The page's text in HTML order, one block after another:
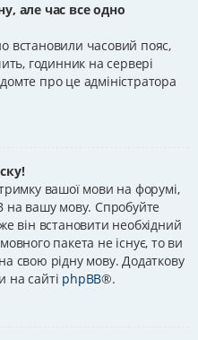
але час все одно
встановили часовий пояс,
годинник на сервері
про це адміністратора
вашої мови на форумі,
на вашу мову. Спробуйте
він встановити необхідний
пакета не існує, то ви
свою рідну мову. Додаткову
на сайті phpBB®.